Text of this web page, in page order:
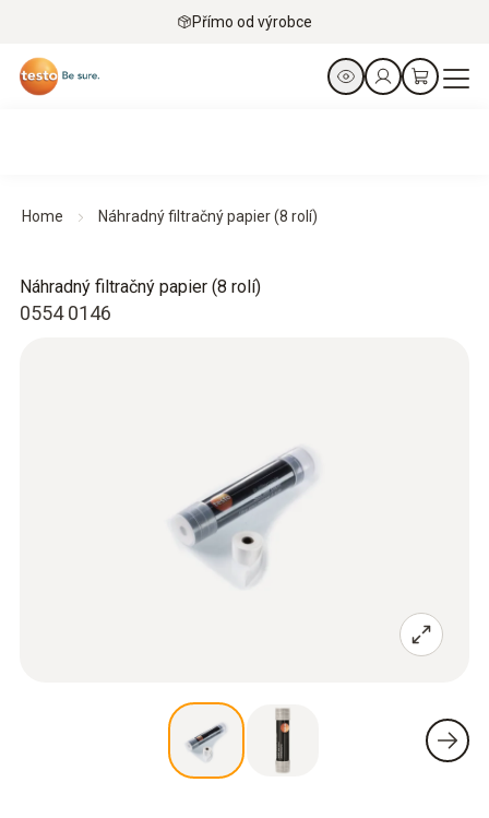
Přímo od výrobce
Home Náhradný filtračný papier (8 rolí)
0554 0146
Náhradný filtračný papier (8 rolí)